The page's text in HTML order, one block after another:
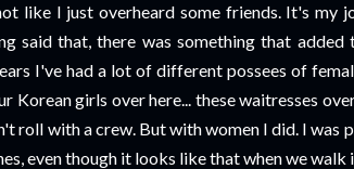
like I just overheard some friends. It's my
said that, there was something that
I've had a lot of different possees of
Korean girls over here... these waitresses
roll with a crew. But with women I did. I was
even though it looks like that when we walk